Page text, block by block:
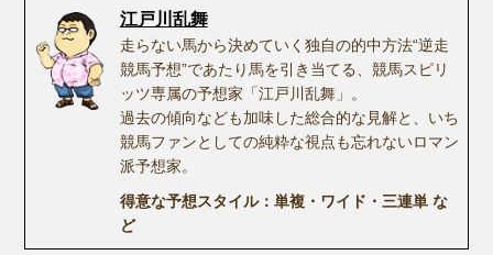
江戸川乱舞
走らない馬から決めていく独自の的中方法“逆走
競馬予想”であたり馬を引き当てる、競馬スピリ
ッツ専属の予想家「江戸川乱舞」。
過去の傾向なども加味した総合的な見解と、いち
競馬ファンとしての純粋な視点も忘れないロマン
派予想家。
得意な予想スタイル：単複・ワイド・三連単 な
ど